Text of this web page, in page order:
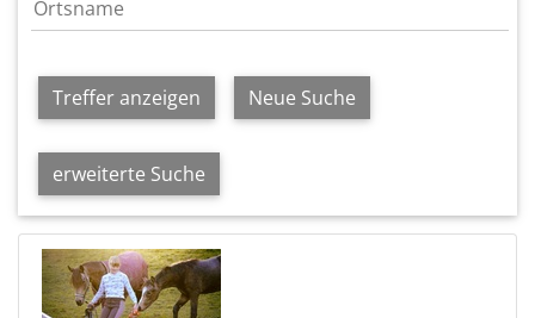
Treffer anzeigen Neue Suche
erweiterte Suche